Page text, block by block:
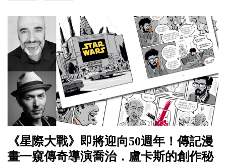
《星際大戰》即將迎向50週年！傳記漫
畫一窺傳奇導演喬治．盧卡斯的創作秘